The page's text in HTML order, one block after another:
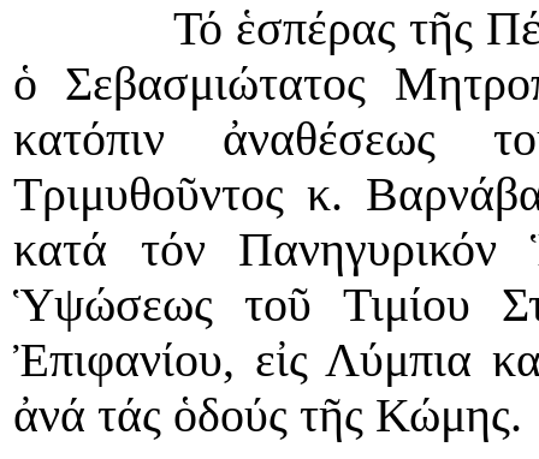
Τό ἑσπέρας τῆς
ὁ Σεβασμιώτατος
κατόπιν ἀναθέσεως
Τριμυθοῦντος κ.
κατά τόν Πανηγυρικόν
Ὑψώσεως τοῦ Τιμίου
Ἐπιφανίου, εἰς Λύμπια
ἀνά τάς ὁδούς τῆς Κώμης.